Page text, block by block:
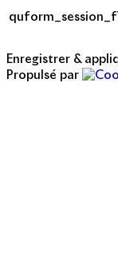
Enregistrer &
Propulsé par